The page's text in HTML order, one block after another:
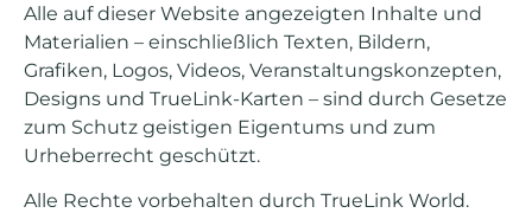
Alle auf dieser Website angezeigten Inhalte und
Materialien – einschließlich Texten, Bildern,
Grafiken, Logos, Videos, Veranstaltungskonzepten,
Designs und TrueLink-Karten – sind durch Gesetze
zum Schutz geistigen Eigentums und zum
Urheberrecht geschützt.
Alle Rechte vorbehalten durch TrueLink World.